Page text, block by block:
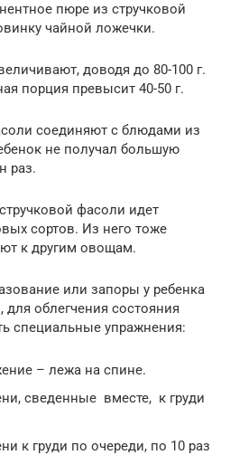
пюре из стручковой
чайной ложечки.
доводя до 80-100 г.
порция превысит 40-50 г.
соединяют с блюдами из
не получал большую
раз.
фасоли идет
сортов. Из него тоже
к другим овощам.
или запоры у ребенка
облегчения состояния
специальные упражнения:
– лежа на спине.
сведенные вместе, к груди
к груди по очереди, по 10 раз